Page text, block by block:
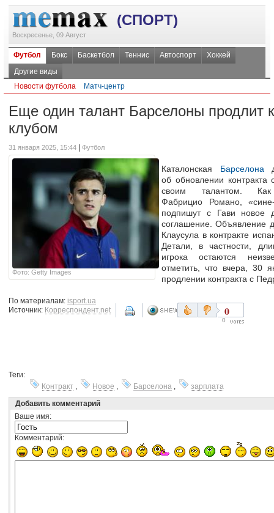
(СПОРТ)
Воскресенье, 09 Август
Футбол Бокс Баскетбол Теннис Автоспорт
Хоккей
Другие виды
Новости футбола
Матч-центр
Еще один талант Барселоны продлит
клубом
31 января 2025, 15:44 Футбол
Фото: Getty Images
Каталонская Барселона
об обновлении
своим талантом.
Фабрицио Романо, «сине-
подпишут с Гави новое
соглашение. Объявление
Клаусула в контракте
Детали, в частности,
игрока остаются
отметить, что вчера, 30
продлении контракта с
По материалам: isport.ua
Источник: Корреспондент.net 0
0
Теги:
Контракт
Новое Барселона
зарплата
Добавить комментарий
Ваше имя:
Комментарий: